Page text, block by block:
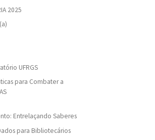
2025
UFRGS
para Combater a
Entrelaçando Saberes
para Bibliotecários